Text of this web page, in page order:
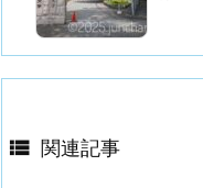
 関連記事